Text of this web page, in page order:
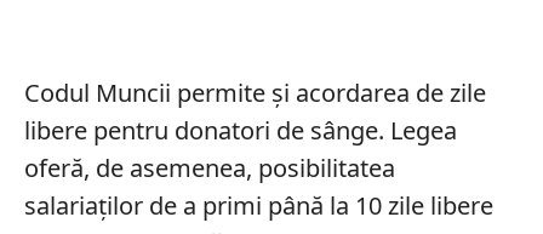
Codul Muncii permite și acordarea de zile
libere pentru donatori de sânge. Legea
oferă, de asemenea, posibilitatea
salariaților de a primi până la 10 zile libere